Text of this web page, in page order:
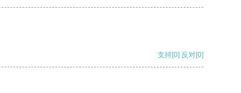
支持[0] 反对[0]